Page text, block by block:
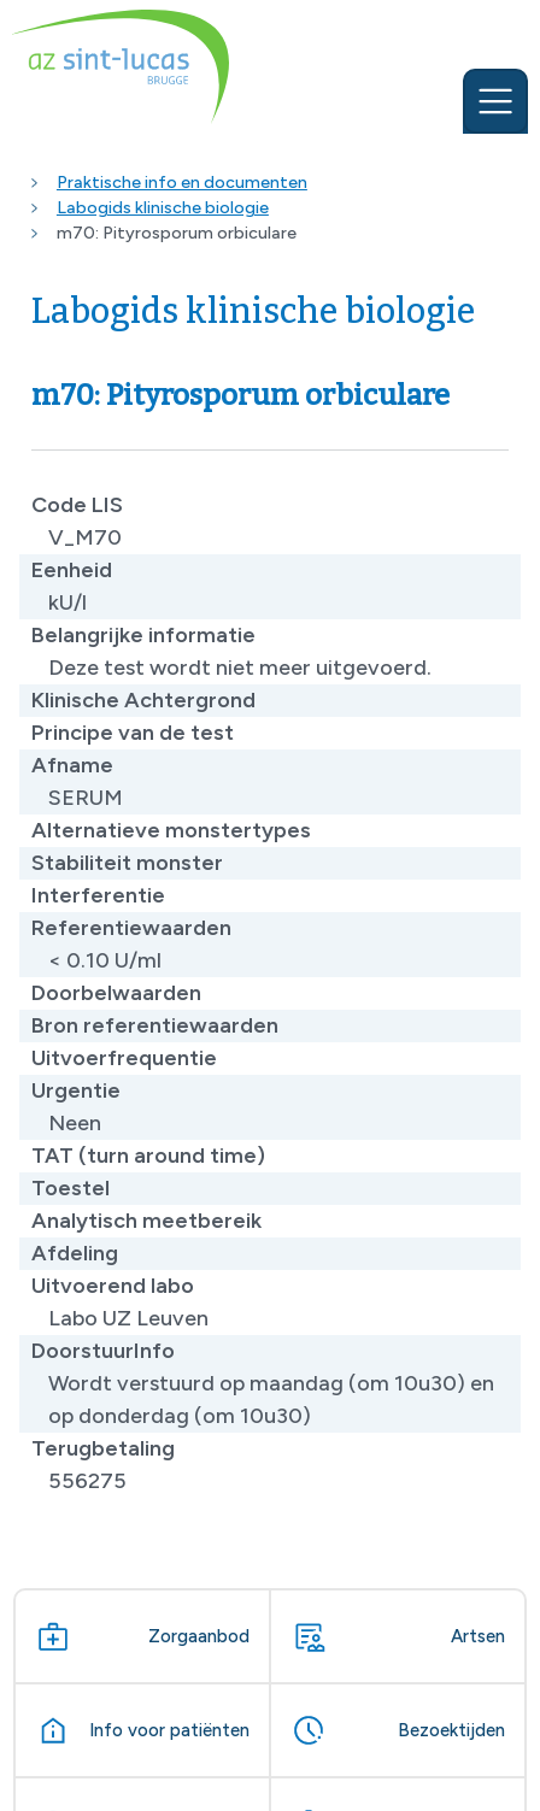
Praktische info en documenten
Labogids klinische biologie
m70: Pityrosporum orbiculare
Labogids klinische biologie
m70: Pityrosporum orbiculare
Code LIS
V_M70
Eenheid
kU/l
Belangrijke informatie
Deze test wordt niet meer uitgevoerd.
Klinische Achtergrond
Principe van de test
Afname
SERUM
Alternatieve monstertypes
Stabiliteit monster
Interferentie
Referentiewaarden
< 0.10 U/ml​
Doorbelwaarden
Bron referentiewaarden
Uitvoerfrequentie
Urgentie
Neen
TAT (turn around time)
Toestel
Analytisch meetbereik
Afdeling
Uitvoerend labo
Labo UZ Leuven
DoorstuurInfo
Wordt verstuurd op maandag (om 10u30) en
op donderdag (om 10u30)
Terugbetaling
556275
Zorgaanbod Artsen
Info voor patiënten Bezoektijden